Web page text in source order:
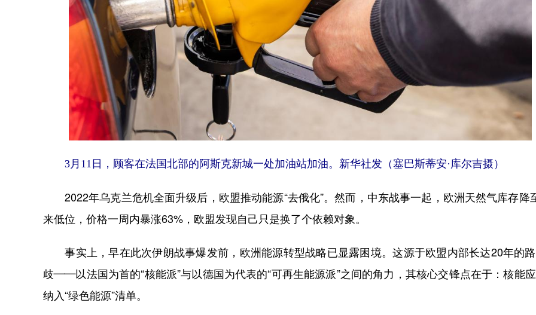
3月11日，顾客在法国北部的阿斯克新城一处加油站加油。新华社发（塞巴斯蒂安·库尔吉摄）
2022年乌克兰危机全面升级后，欧盟推动能源“去俄化”。然而，中东战事一起，欧洲天然气库存降
来低位，价格一周内暴涨63%，欧盟发现自己只是换了个依赖对象。
事实上，早在此次伊朗战事爆发前，欧洲能源转型战略已显露困境。这源于欧盟内部长达20年的
歧——以法国为首的“核能派”与以德国为代表的“可再生能源派”之间的角力，其核心交锋点在于：核能
纳入“绿色能源”清单。